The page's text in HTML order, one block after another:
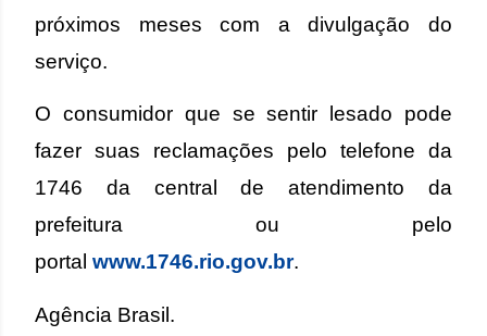
próximos meses com a divulgação do
serviço.
O consumidor que se sentir lesado pode
fazer suas reclamações pelo telefone da
1746 da central de atendimento da
prefeitura ou pelo
portal www.1746.rio.gov.br.
Agência Brasil.